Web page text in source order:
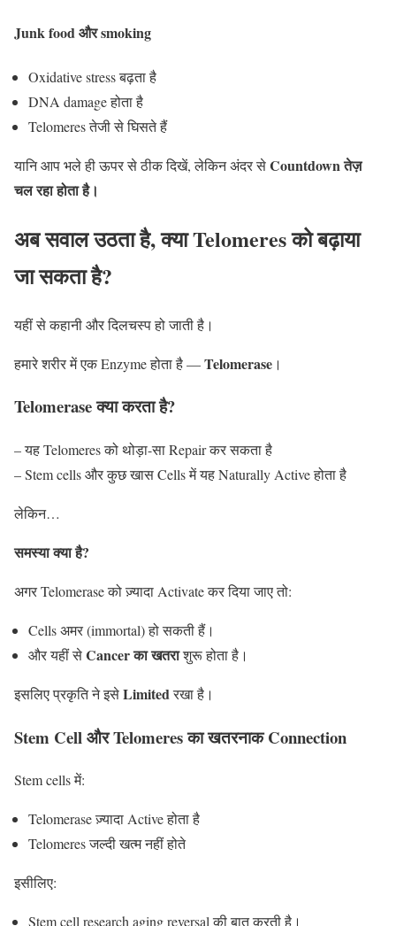
Junk food और smoking
Oxidative stress बढ़ता है
DNA damage होता है
Telomeres तेजी से घिसते हैं
यानि आप भले ही ऊपर से ठीक दिखें, लेकिन अंदर सेCountdown तेज़
चल रहा होता है।
अब सवाल उठता है, क्या Telomeres को बढ़ाया
जा सकता है?
यहीं से कहानी और दिलचस्प हो जाती है।
हमारे शरीर में एक Enzyme होता है —Telomerase ।
Telomerase क्या करता है?
– यह Telomeres को थोड़ा-सा Repair कर सकता है
– Stem cells और कुछ खास Cells में यह Naturally Active होता है
लेकिन…
समस्या क्या है?
अगर Telomerase को ज़्यादा Activate कर दिया जाए तो:
Cells अमर (immortal) हो सकती हैं।
और यहीं सेCancer का खतराशुरू होता है।
इसलिए प्रकृति ने इसेLimitedरखा है।
Stem Cell और Telomeres का खतरनाक Connection
Stem cells में:
Telomerase ज़्यादा Active होता है
Telomeres जल्दी खत्म नहीं होते
इसीलिए:
Stem cell research aging reversal की बात करती है।